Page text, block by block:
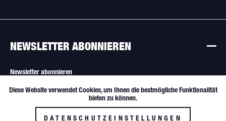
NEWSLETTER ABONNIEREN
Newsletter abonnieren
Alle Angebote sind freibleibend. Verkauf nur an Wiederverkäufer und
gewerbliche Käufer.
Funktionale Aktiv
Diese Website verwendet Cookies, um Ihnen die bestmögliche Funktionalität
bieten zu können.
DATENSCHUTZEINSTELLUNGEN